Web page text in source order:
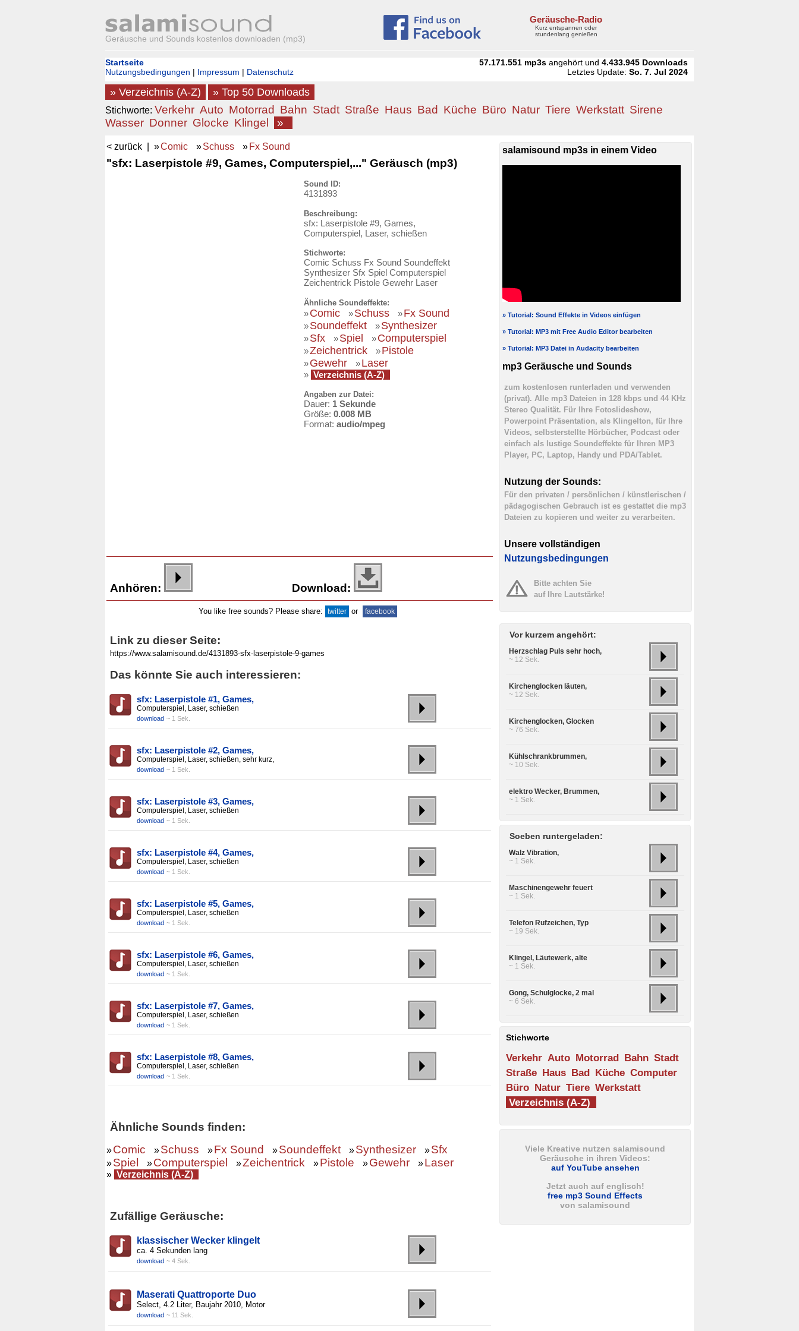
Geräusche und Sounds kostenlos downloaden (mp3)
Geräusche-Radio
Kurz entspannen oder
stundenlang genießen
Startseite
Nutzungsbedingungen | Impressum | Datenschutz
57.171.551 mp3s angehört und4.433.945 Downloads
Letztes Update:So. 7. Jul 2024
» Verzeichnis (A-Z) » Top 50 Downloads
Stichworte: Verkehr Auto Motorrad Bahn Stadt Straße Haus Bad Küche Büro Natur Tiere Werkstatt Sirene
Wasser Donner Glocke Klingel »
< zurück | »Comic »Schuss » Fx Sound
"sfx: Laserpistole #9, Games, Computerspiel,..." Geräusch (mp3)
Sound ID:
4131893
Beschreibung:
sfx: Laserpistole #9, Games,
Computerspiel, Laser, schießen
Stichworte:
Comic Schuss Fx Sound Soundeffekt
Synthesizer Sfx Spiel Computerspiel
Zeichentrick Pistole Gewehr Laser
Ähnliche Soundeffekte:
»Comic »Schuss »Fx Sound
»Soundeffekt »Synthesizer
»Sfx »Spiel »Computerspiel
»Zeichentrick »Pistole
»Gewehr »Laser
» Verzeichnis (A-Z)
Angaben zur Datei:
Dauer: 1 Sekunde
Größe: 0.008 MB
Format: audio/mpeg
Anhören: Download:
You like free sounds? Please share: twitter or facebook
Link zu dieser Seite:
Das könnte Sie auch interessieren:
sfx: Laserpistole #1, Games,
Computerspiel, Laser, schießen
download ~ 1 Sek.
sfx: Laserpistole #2, Games,
Computerspiel, Laser, schießen, sehr kurz,
download ~ 1 Sek.
sfx: Laserpistole #3, Games,
Computerspiel, Laser, schießen
download ~ 1 Sek.
sfx: Laserpistole #4, Games,
Computerspiel, Laser, schießen
download ~ 1 Sek.
sfx: Laserpistole #5, Games,
Computerspiel, Laser, schießen
download ~ 1 Sek.
sfx: Laserpistole #6, Games,
Computerspiel, Laser, schießen
download ~ 1 Sek.
sfx: Laserpistole #7, Games,
Computerspiel, Laser, schießen
download ~ 1 Sek.
sfx: Laserpistole #8, Games,
Computerspiel, Laser, schießen
download ~ 1 Sek.
Ähnliche Sounds finden:
»Comic »Schuss »Fx Sound »Soundeffekt »Synthesizer »Sfx
»Spiel »Computerspiel »Zeichentrick »Pistole »Gewehr »Laser
» Verzeichnis (A-Z)
Zufällige Geräusche:
klassischer Wecker klingelt
ca. 4 Sekunden lang
download ~ 4 Sek.
Maserati Quattroporte Duo
Select, 4.2 Liter, Baujahr 2010, Motor
download ~ 11 Sek.
salamisound mp3s in einem Video
» Tutorial: Sound Effekte in Videos einfügen
» Tutorial: MP3 mit Free Audio Editor bearbeiten
» Tutorial: MP3 Datei in Audacity bearbeiten
mp3 Geräusche und Sounds
zum kostenlosen runterladen und verwenden
(privat). Alle mp3 Dateien in 128 kbps und 44 KHz
Stereo Qualität. Für Ihre Fotoslideshow,
Powerpoint Präsentation, als Klingelton, für Ihre
Videos, selbsterstellte Hörbücher, Podcast oder
einfach als lustige Soundeffekte für Ihren MP3
Player, PC, Laptop, Handy und PDA/Tablet.
Nutzung der Sounds:
Für den privaten / persönlichen / künstlerischen /
pädagogischen Gebrauch ist es gestattet die mp3
Dateien zu kopieren und weiter zu verarbeiten.
Unsere vollständigen
Nutzungsbedingungen
Bitte achten Sie
auf Ihre Lautstärke!
Vor kurzem angehört:
Herzschlag Puls sehr hoch,
~ 12 Sek.
Kirchenglocken läuten,
~ 12 Sek.
Kirchenglocken, Glocken
~ 76 Sek.
Kühlschrankbrummen,
~ 10 Sek.
elektro Wecker, Brummen,
~ 1 Sek.
Soeben runtergeladen:
Walz Vibration,
~ 1 Sek.
Maschinengewehr feuert
~ 1 Sek.
Telefon Rufzeichen, Typ
~ 19 Sek.
Klingel, Läutewerk, alte
~ 1 Sek.
Gong, Schulglocke, 2 mal
~ 6 Sek.
Stichworte
Verkehr Auto Motorrad Bahn Stadt
Straße Haus Bad Küche Computer
Büro Natur Tiere Werkstatt
Verzeichnis (A-Z)
Viele Kreative nutzen salamisound
Geräusche in ihren Videos:
auf YouTube ansehen
Jetzt auch auf englisch!
free mp3 Sound Effects
von salamisound